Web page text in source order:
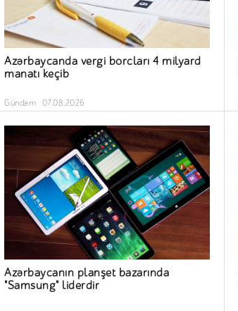
Azərbaycanda vergi borcları 4 milyard
manatı keçib
Gündəm 07.08.2026
Azərbaycanın planşet bazarında
"Samsung" liderdir